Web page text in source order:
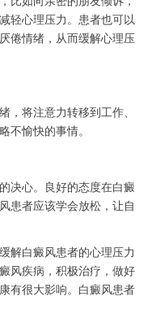
轻心理压力。患者也可以
倦情绪，从而缓解心理压
将注意力转移到工作、
不愉快的事情。
心。良好的态度在白癜
患者应该学会放松，让自
白癜风患者的心理压力
风疾病，积极治疗，做好
有很大影响。白癜风患者